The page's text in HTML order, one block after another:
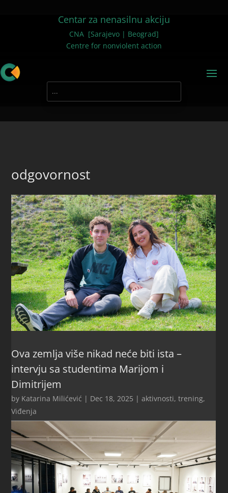
Centar za nenasilnu akciju
CNA [Sarajevo | Beograd]
Centre for nonviolent action
odgovornost
Ova zemlja više nikad neće biti ista –
intervju sa studentima Marijom i
Dimitrijem
by Katarina Milićević | Dec 18, 2025 |aktivnosti,trening,
Viđenja